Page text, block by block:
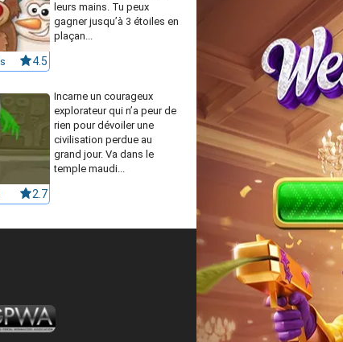
4.5
leurs mains. Tu peux
gagner jusqu’à 3 étoiles en
plaçan...
2.7
Incarne un courageux
explorateur qui n’a peur de
rien pour dévoiler une
civilisation perdue au
grand jour. Va dans le
temple maudi...